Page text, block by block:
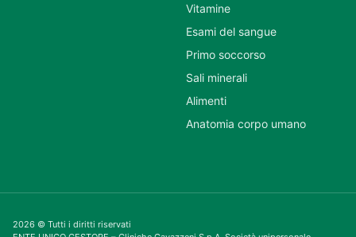
Vitamine
Esami del sangue
Primo soccorso
Sali minerali
Alimenti
Anatomia corpo umano
2026 © Tutti i diritti riservati